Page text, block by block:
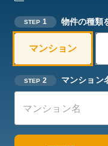
STEP 1 物件の種類
マンション
STEP 2 マンション